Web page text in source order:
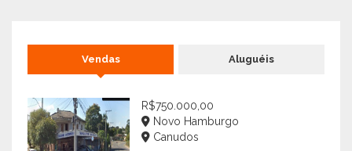
Vendas Aluguéis
R$750.000,00
Novo Hamburgo
Canudos